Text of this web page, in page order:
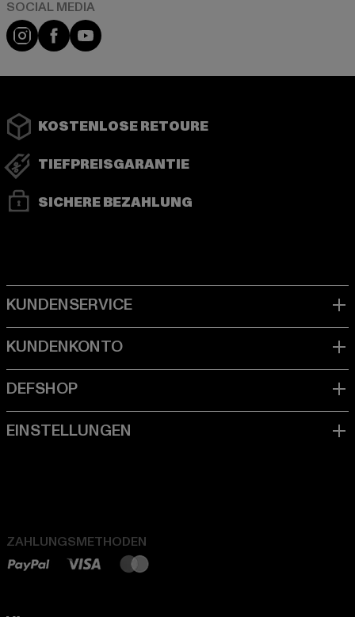
Instagram
FacebookYouTube
KOSTENLOSE RETOURE
TIEFPREISGARANTIE
SICHERE BEZAHLUNG
ZAHLUNGSMETHODEN